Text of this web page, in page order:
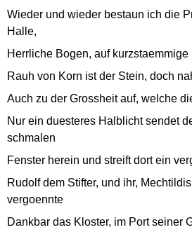
Wieder und wieder bestaun ich die
Halle,
Herrliche Bogen, auf
Rauh von Korn ist der Stein, doch
Auch zu der Grossheit auf, welche
Nur ein duesteres Halblicht sendet
schmalen
Fenster herein und streift dort ein
Rudolf dem Stifter, und ihr,
vergoennte
Dankbar das Kloster, im Port seiner